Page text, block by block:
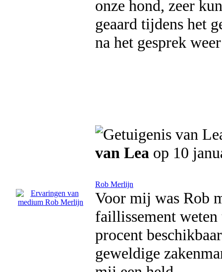
onze hond, zeer
geaard tijdens het
na het gesprek
van Lea op 10
Rob Merlijn
Voor mij was Rob
faillissement
procent
geweldige